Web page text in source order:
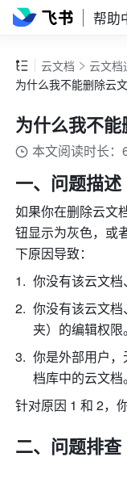
帮助
云文档 云文档
为什么我不能删除云
为什么我不能
本文阅读时长：
一、问题描述
如果你在删除云文
钮显示为灰色，或
下原因导致：
你没有该云文档
你没有该云文
夹）的编辑权限
你是外部用户
档库中的云文档。
针对原因 1 和 2，
二、问题排查